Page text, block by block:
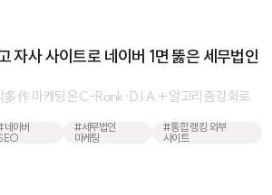
자사 사이트로 네이버 1면 뚫은 세무법인
多作 마케팅은 C-Rank·D.I.A.+ 알고리즘 강화로
이버
#세무법인
마케팅
#통합 랭킹 외부
사이트